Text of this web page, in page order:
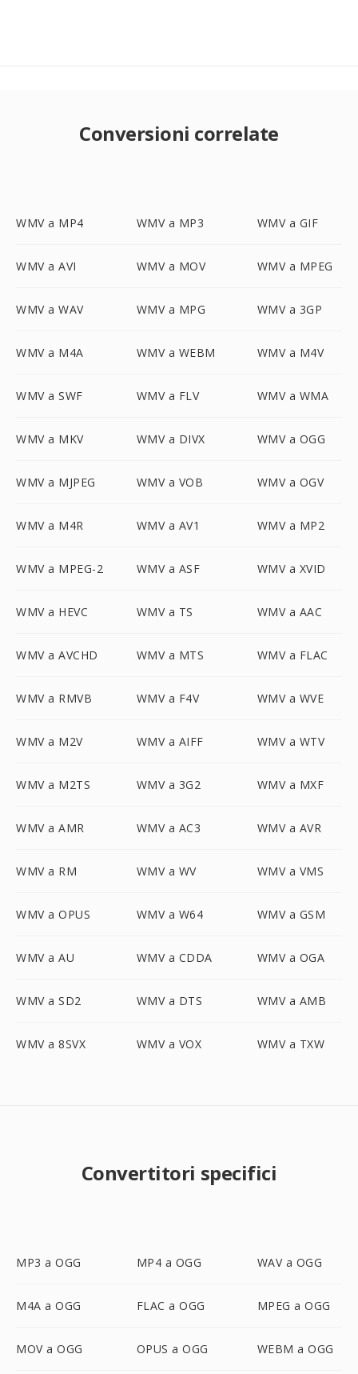
Conversioni correlate
WMV a MP4 WMV a MP3 WMV a GIF
WMV a AVI WMV a MOV WMV a MPEG
WMV a WAV WMV a MPG WMV a 3GP
WMV a M4A WMV a WEBM WMV a M4V
WMV a SWF WMV a FLV WMV a WMA
WMV a MKV WMV a DIVX WMV a OGG
WMV a MJPEG WMV a VOB WMV a OGV
WMV a M4R WMV a AV1 WMV a MP2
WMV a MPEG-2 WMV a ASF WMV a XVID
WMV a HEVC WMV a TS WMV a AAC
WMV a AVCHD WMV a MTS WMV a FLAC
WMV a RMVB WMV a F4V WMV a WVE
WMV a M2V WMV a AIFF WMV a WTV
WMV a M2TS WMV a 3G2 WMV a MXF
WMV a AMR WMV a AC3 WMV a AVR
WMV a RM WMV a WV WMV a VMS
WMV a OPUS WMV a W64 WMV a GSM
WMV a AU WMV a CDDA WMV a OGA
WMV a SD2 WMV a DTS WMV a AMB
WMV a 8SVX WMV a VOX WMV a TXW
Convertitori specifici
MP3 a OGG MP4 a OGG WAV a OGG
M4A a OGG FLAC a OGG MPEG a OGG
MOV a OGG OPUS a OGG WEBM a OGG